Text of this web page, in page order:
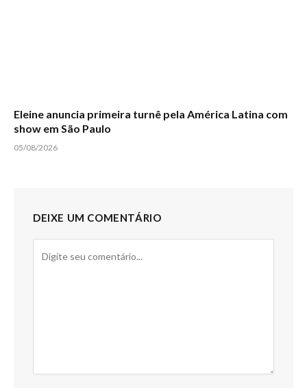
Eleine anuncia primeira turnê pela América Latina com
show em São Paulo
05/08/2026
DEIXE UM COMENTÁRIO